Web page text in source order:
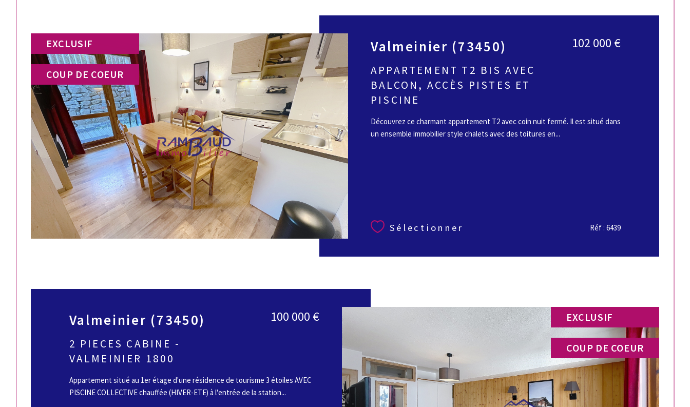
Valmeinier (73450)
APPARTEMENT T2 BIS AVEC
BALCON, ACCÈS PISTES ET
PISCINE
102 000 €
Découvrez ce charmant appartement T2 avec coin nuit fermé. Il est situé dans
un ensemble immobilier style chalets avec des toitures en...
Sélectionner Réf : 6439
EXCLUSIF
COUP DE COEUR
Valmeinier (73450)
2 PIECES CABINE -
VALMEINIER 1800
100 000 €
Appartement situé au 1er étage d'une résidence de tourisme 3 étoiles AVEC
PISCINE COLLECTIVE chauffée (HIVER-ETE) à l'entrée de la station...
EXCLUSIF
COUP DE COEUR